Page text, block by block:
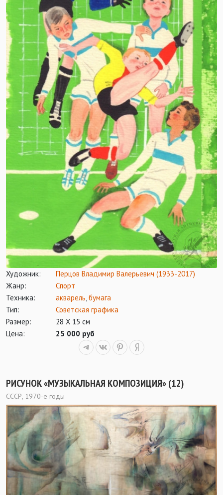
Художник:
Перцов Владимир Валерьевич (1933-2017)
Жанр:
Спорт
Техника:
акварель,бумага
Тип:
Советская графика
Размер:
28 Х 15 см
Цена:
25 000 руб
РИСУНОК «МУЗЫКАЛЬНАЯ КОМПОЗИЦИЯ» (12)
СССР, 1970-е годы